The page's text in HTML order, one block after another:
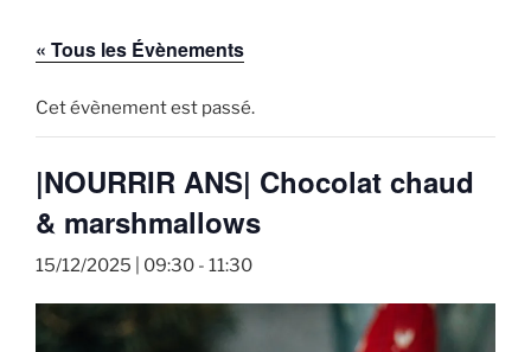
« Tous les Évènements
Cet évènement est passé.
|NOURRIR ANS| Chocolat chaud
& marshmallows
15/12/2025 | 09:30 - 11:30